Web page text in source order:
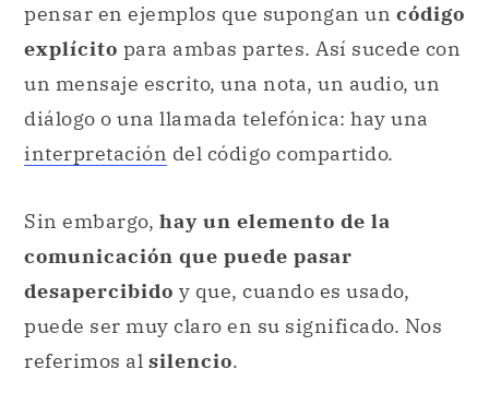
pensar en ejemplos que supongan un código
explícito para ambas partes. Así sucede con
un mensaje escrito, una nota, un audio, un
diálogo o una llamada telefónica: hay una
interpretación del código compartido.
Sin embargo, hay un elemento de la
comunicación que puede pasar
desapercibido y que, cuando es usado,
puede ser muy claro en su significado. Nos
referimos al silencio.